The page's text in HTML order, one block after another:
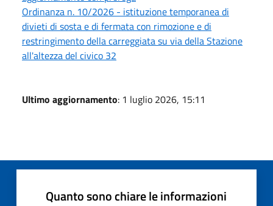
Ordinanza n. 10/2026 - istituzione temporanea di
divieti di sosta e di fermata con rimozione e di
restringimento della carreggiata su via della Stazione
all'altezza del civico 32
Ultimo aggiornamento: 1 luglio 2026, 15:11
Quanto sono chiare le informazioni